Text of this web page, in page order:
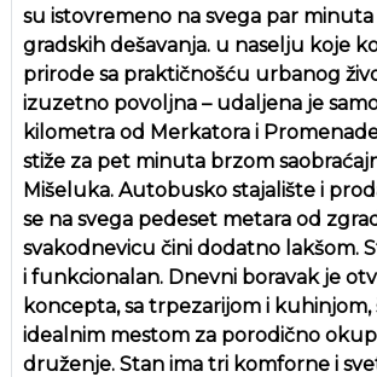
su istovremeno na svega par
gradskih dešavanja. u naselju koje
prirode sa praktičnošću urbanog
izuzetno povoljna – udaljena je
kilometra od Merkatora i
stiže za pet minuta brzom
Mišeluka. Autobusko stajalište i
se na svega pedeset metara od
svakodnevicu čini dodatno lakšom.
i funkcionalan. Dnevni boravak je
koncepta, sa trpezarijom i kuhinjom,
idealnim mestom za porodično
druženje. Stan ima tri komforne i